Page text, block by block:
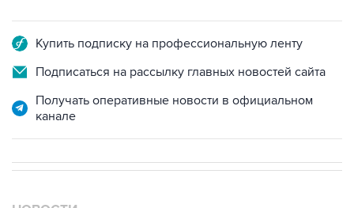
Купить подписку на профессиональную ленту
Подписаться на рассылку главных новостей сайта
Получать оперативные новости в официальном
канале